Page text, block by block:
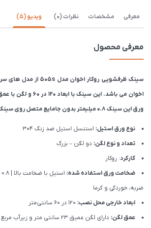
معرفی مشخصات نظرات (0) ویدیو (5)
معرفی محصول
ورق این سینک 0.8 میلیمتر بدون جامایع متصل روی سینک می باشد.
نوع ورق استیل: استنسل استیل ضد زنگ 304
تعداد و نوع لگن: دو لگن – بزرگ
کارکرد: روکار
ضخامت ورق استفاده شده:
ضربه، خوردگی و گرما
ابعاد خارجی محل نصب:
عمق لگن: دارای لگن عمیق 23 سانتی متر و زیرآب مربع